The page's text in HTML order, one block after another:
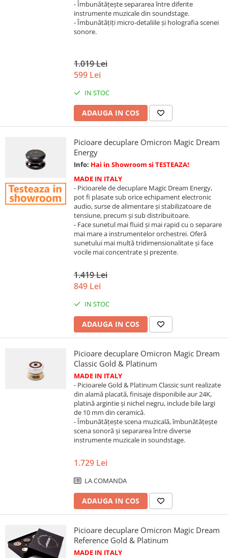
- Îmbunătățește separarea între diferite
instrumente muzicale din soundstage.
- Îmbunătățiți micro-detaliile și holografia scenei
sonore.
1.019 Lei
599 Lei
IN STOC
ADAUGA IN COS
Picioare decuplare Omicron Magic Dream
Energy
Info: Hai in Showroom si TESTEAZA!
MADE IN ITALY
- Picioarele de decuplare Magic Dream Energy,
pot fi plasate sub orice echipament electronic
audio, surse de alimentare și stabilizatoare de
tensiune, precum și sub distribuitoare.
- Face sunetul mai fluid și mai rapid cu o separare
mai mare a instrumentelor orchestrei. Oferă
sunetului mai multă tridimensionalitate și face
vocile mai concentrate și prezente.
1.419 Lei
849 Lei
IN STOC
ADAUGA IN COS
Picioare decuplare Omicron Magic Dream
Classic Gold & Platinum
MADE IN ITALY
- Picioarele Gold & Platinum Classic sunt realizate
din alamă placată, finisaje disponibile aur 24K,
platină argintie și nichel negru, include bile largi
de 10 mm din ceramică.
- Îmbunătățește scena muzicală, îmbunătățește
scena sonoră și separarea între diverse
instrumente muzicale in soundstage.
1.729 Lei
LA COMANDA
ADAUGA IN COS
Picioare decuplare Omicron Magic Dream
Reference Gold & Platinum
MADE IN ITALY